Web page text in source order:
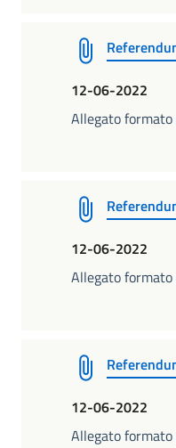
12-06-2022
Allegato formato
12-06-2022
Allegato formato
12-06-2022
Allegato formato